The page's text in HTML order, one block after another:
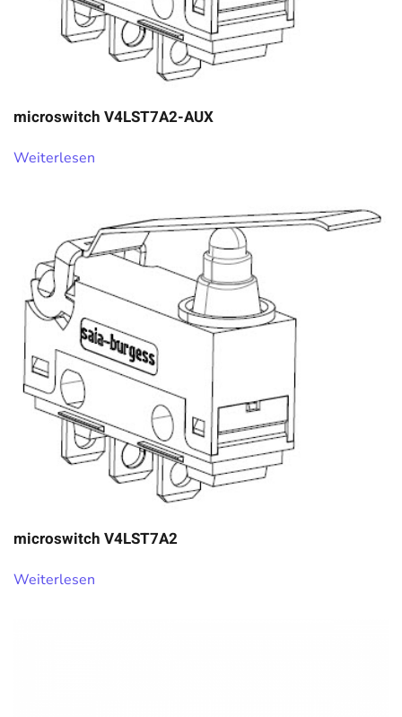
microswitch V4LST7A2-AUX
Weiterlesen
microswitch V4LST7A2
Weiterlesen